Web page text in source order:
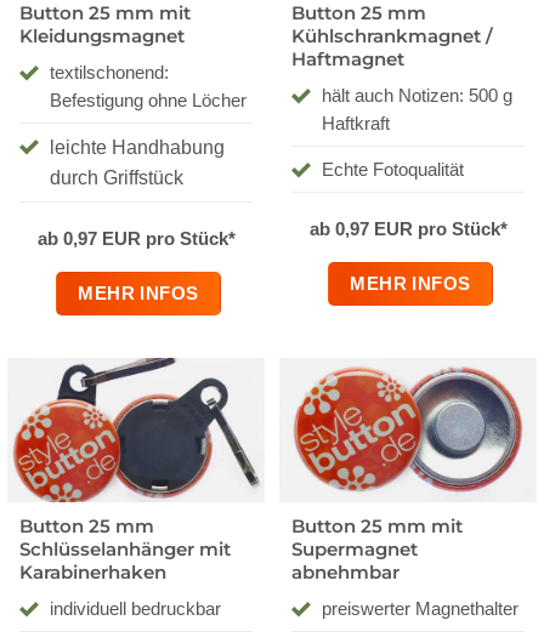
Button 25 mm mit
Kleidungsmagnet
textilschonend:
Befestigung ohne Löcher
leichte Handhabung
durch Griffstück
ab 0,97 EUR pro Stück*
MEHR INFOS
Button 25 mm
Kühlschrankmagnet /
Haftmagnet
hält auch Notizen: 500 g
Haftkraft
Echte Fotoqualität
ab 0,97 EUR pro Stück*
MEHR INFOS
Button 25 mm
Schlüsselanhänger mit
Karabinerhaken
individuell bedruckbar
Button 25 mm mit
Supermagnet
abnehmbar
preiswerter Magnethalter